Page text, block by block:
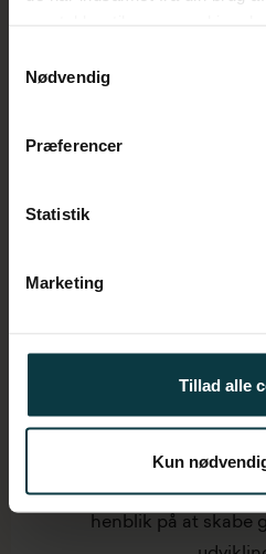
Nødvendig
Præferencer
Statistik
Marketing
Tillad alle
Kun
for ledelse ser ud i
Dette er inddelt på 10
resultater sammen med
hvilke områder I skal
skabe bedre rammer
henblik på at skabe